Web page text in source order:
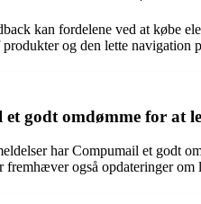
kan fordelene ved at købe
og den lette navigation
godt omdømme for at
har Compumail et godt
fremhæver også opdateringer